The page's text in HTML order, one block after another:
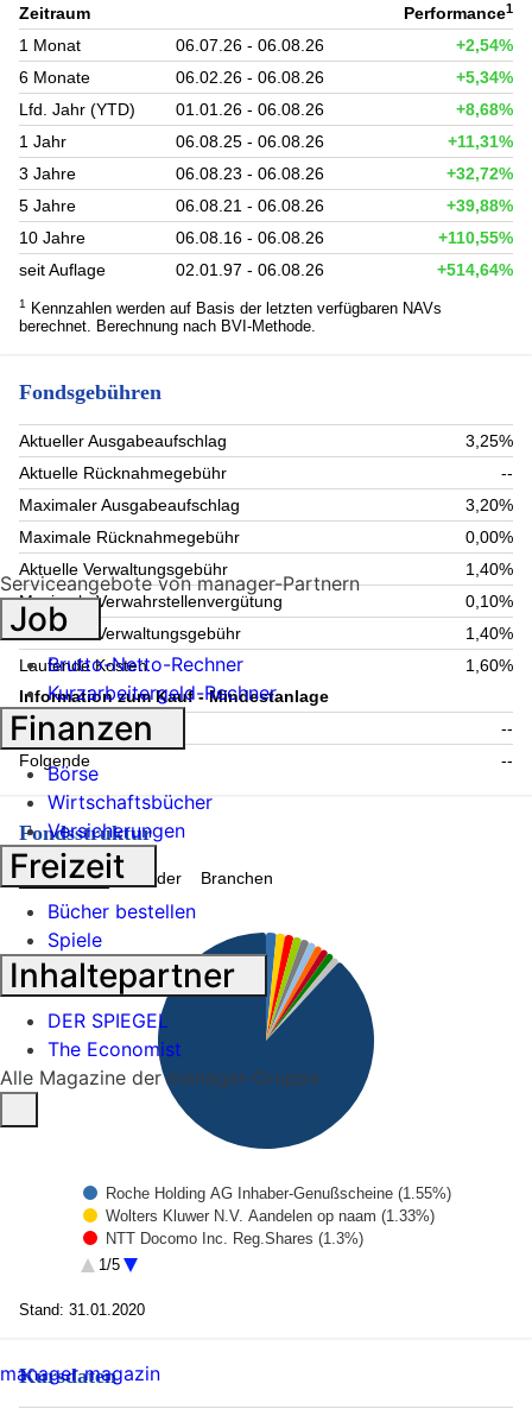
Zeitraum Performance1
1 Monat 06.07.26 - 06.08.26
+2,54%
6 Monate
06.02.26 - 06.08.26
+5,34%
Lfd. Jahr (YTD)
01.01.26 - 06.08.26
+8,68%
1 Jahr
06.08.25 - 06.08.26
+11,31%
3 Jahre
06.08.23 - 06.08.26
+32,72%
5 Jahre
06.08.21 - 06.08.26
+39,88%
10 Jahre
06.08.16 - 06.08.26
+110,55%
seit Auflage
02.01.97 - 06.08.26 +514,64%
1
Kennzahlen werden auf Basis der letzten verfügbaren NAVs
berechnet. Berechnung nach BVI-Methode.
Fondsgebühren
Aktueller Ausgabeaufschlag
3,25%
Aktuelle Rücknahmegebühr
--
Maximaler Ausgabeaufschlag
3,20%
Maximale Rücknahmegebühr
0,00%
Aktuelle Verwaltungsgebühr
1,40%
Maximale Verwahrstellenvergütung
0,10%
Maximale Verwaltungsgebühr
1,40%
Laufende Kosten
1,60%
Information zum Kauf - Mindestanlage
Einmalig
--
Folgende
--
Fondsstruktur
Topholdings Länder Branchen
Roche Holding AG Inhaber-Genußscheine (1.55%)
Wolters Kluwer N.V. Aandelen op naam (1.33%)
NTT Docomo Inc. Reg.Shares (1.3%)
Swisscom AG Namens-Aktien (1.25%)
Merck & Co. Inc. Reg.Shares (1.11%)
Merck KGaA Inhaber-Aktien (1.03%)
1/5
Stand: 31.01.2020
Kursdaten
Serviceangebote von manager-Partnern
Job
Brutto-Netto-Rechner
Kurzarbeitergeld-Rechner
Finanzen
Börse
Wirtschaftsbücher
Versicherungen
Freizeit
Bücher bestellen
Spiele
Inhaltepartner
DER SPIEGEL
The Economist
Alle Magazine der manager-Gruppe
manager magazin